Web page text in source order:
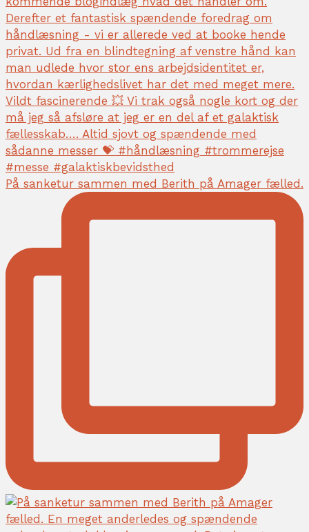
På sanketur sammen med Berith på Amager fælled.